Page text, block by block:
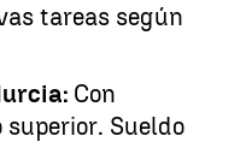
tareas según
Con
superior. Sueldo